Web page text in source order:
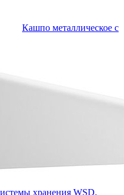
Кашпо металлическое с
хранения WSD,